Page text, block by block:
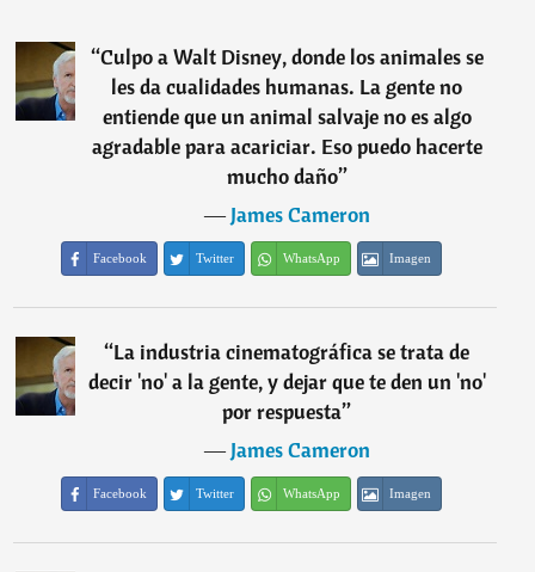
“Culpo a Walt Disney, donde los animales se
les da cualidades humanas. La gente no
entiende que un animal salvaje no es algo
agradable para acariciar. Eso puedo hacerte
mucho daño”
―James Cameron
Facebook Twitter WhatsApp Imagen
“La industria cinematográfica se trata de
decir 'no' a la gente, y dejar que te den un 'no'
por respuesta”
―James Cameron
Facebook Twitter WhatsApp Imagen